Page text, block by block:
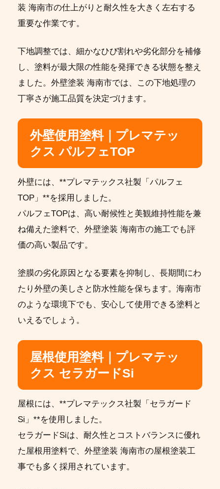
装 海南市の仕上がりと耐久性を大きく左右する
重要な作業です。
下地調整では、細かなひび割れや劣化部分を補修
し、塗料が最大限の性能を発揮できる状態を整え
ました。外壁塗装 海南市では、この下地処理の
丁寧さが施工品質を決定づけます。
外壁使用塗料｜プレマテッ
クス パルフェTOP
外壁には、**プレマテックス社製「パルフェ
TOP」**を採用しました。
パルフェTOPは、高い耐候性と美観維持性能を兼
ね備えた塗料で、外壁塗装 海南市の施工でも評
価の高い製品です。
塗膜の劣化原因となる要素を抑制し、長期間にわ
たり外壁の美しさと防水性能を保ちます。海南市
のような環境下でも、安心して使用できる塗料と
いえるでしょう。
屋根使用塗料｜プレマテッ
クス セラガードSi
屋根には、**プレマテックス社製「セラガード
Si」**を使用しました。
セラガードSiは、耐久性とコストバランスに優れ
た屋根用塗料で、外壁塗装 海南市の屋根塗装工
事でも多く採用されています。